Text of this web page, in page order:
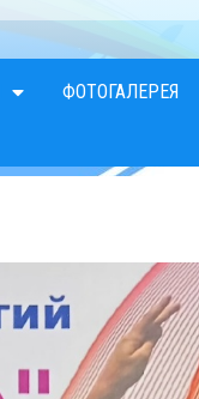
ФОТОГАЛЕРЕЯ